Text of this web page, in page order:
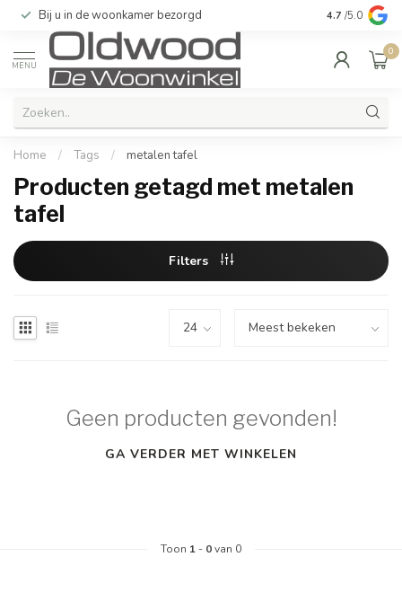
Bij u in de woonkamer bezorgd Kwaliteit &
4.7 /5.0
MENU
0
Home / Tags / metalen tafel
Producten getagd met metalen
tafel
Filters
Geen producten gevonden!
GA VERDER MET WINKELEN
Toon 1 - 0van 0